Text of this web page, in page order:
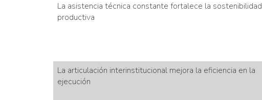
La asistencia técnica constante fortalece la sostenibilidad
productiva
La articulación interinstitucional mejora la eficiencia en la
ejecución